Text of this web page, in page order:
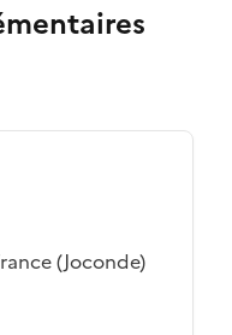
(Joconde)